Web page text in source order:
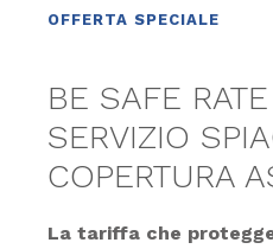
OFFERTA SPECIALE
BE SAFE
SERVIZIO
COPERTURA
La tariffa che